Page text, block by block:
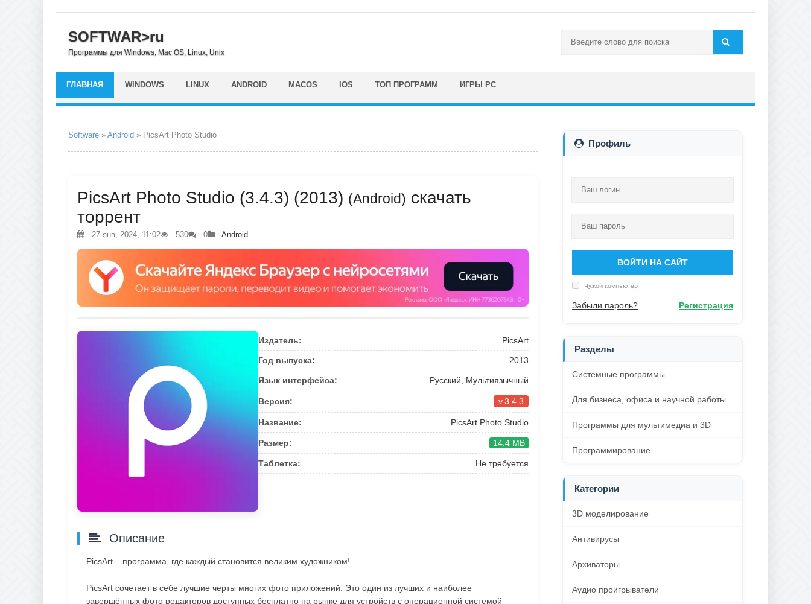
SOFTWAR>ru
Программы для Windows, Mac OS, Linux, Unix
ГЛАВНАЯ WINDOWS LINUX ANDROID MACOS IOS ТОП ПРОГРАММ ИГРЫ PC
Software » Android » PicsArt Photo Studio
PicsArt Photo Studio (3.4.3) (2013) (Android) скачать
торрент
27-янв, 2024, 11:02 530 0 Android
Издатель: PicsArt
Год выпуска: 2013
Язык интерфейса: Русский, Мультиязычный
Версия: v.3.4.3
Название: PicsArt Photo Studio
Размер: 14.4 MB
Таблетка: Не требуется
Описание
PicsArt – программа, где каждый становится великим художником!
PicsArt сочетает в себе лучшие черты многих фото приложений. Это один из лучших и наиболее
завершённых фото редакторов доступных бесплатно на рынке для устройств с операционной системой
Профиль
ВОЙТИ НА САЙТ
Чужой компьютер
Забыли пароль? Регистрация
Разделы
Системные программы
Для бизнеса, офиса и научной работы
Программы для мультимедиа и 3D
Программирование
Категории
3D моделирование
Антивирусы
Архиваторы
Аудио проигрыватели